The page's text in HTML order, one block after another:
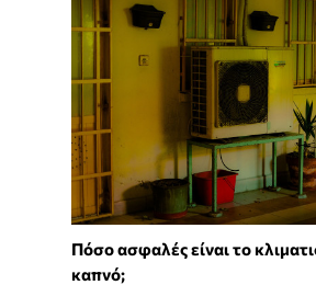
Πόσο ασφαλές είναι το
καπνό;